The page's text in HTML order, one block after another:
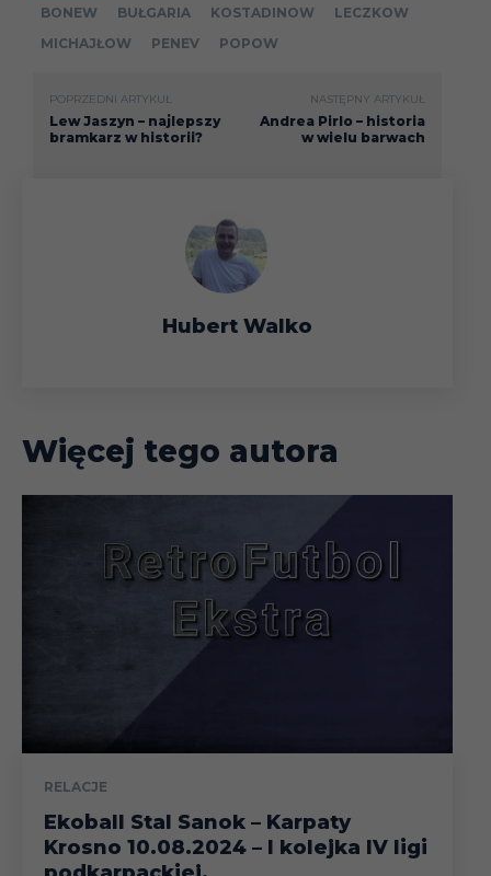
BONEW
BUŁGARIA KOSTADINOW
LECZKOW
MICHAJŁOW
PENEV POPOW
POPRZEDNI ARTYKUŁ
Lew Jaszyn – najlepszy
bramkarz w historii?
NASTĘPNY ARTYKUŁ
Andrea Pirlo – historia
w wielu barwach
Hubert Walko
Więcej tego autora
RELACJE
Ekoball Stal Sanok – Karpaty
Krosno 10.08.2024 – I kolejka IV ligi